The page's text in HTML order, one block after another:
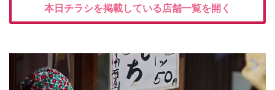
本日チラシを掲載している店舗一覧を開く